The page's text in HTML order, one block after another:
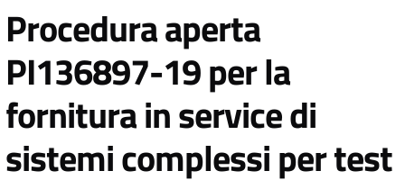
Procedura aperta
PI136897-19 per la
fornitura in service di
sistemi complessi per test